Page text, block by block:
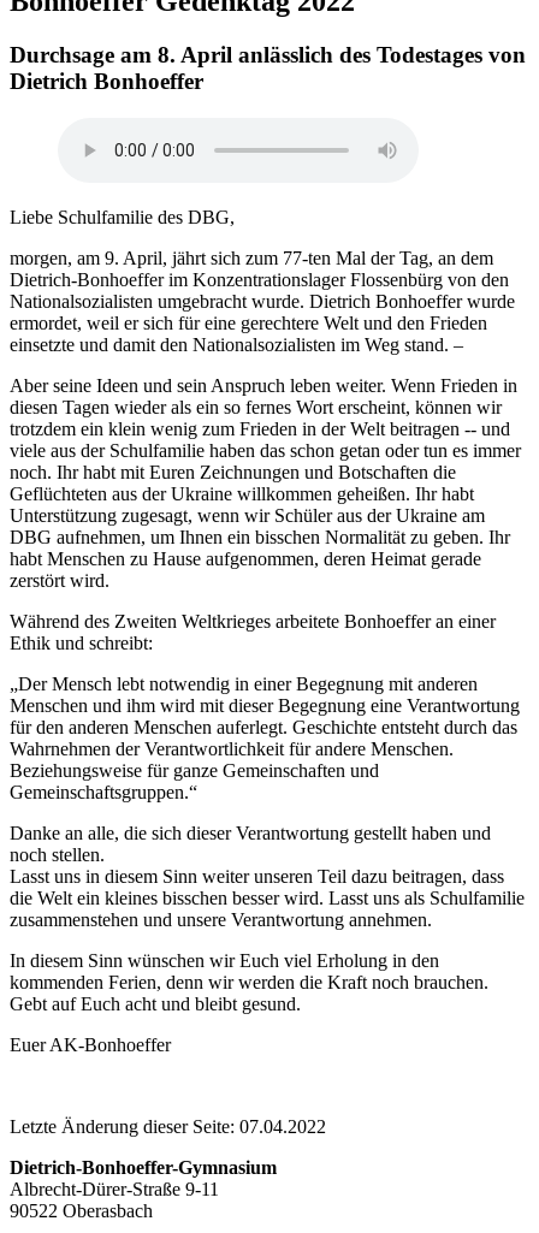
Durchsage am 8. April anlässlich des Todestages von
Dietrich Bonhoeffer
Liebe Schulfamilie des DBG,
morgen, am 9. April, jährt sich zum 77-ten Mal der Tag, an dem
Dietrich-Bonhoeffer im Konzentrationslager Flossenbürg von den
Nationalsozialisten umgebracht wurde. Dietrich Bonhoeffer wurde
ermordet, weil er sich für eine gerechtere Welt und den Frieden
einsetzte und damit den Nationalsozialisten im Weg stand. –
Aber seine Ideen und sein Anspruch leben weiter. Wenn Frieden in
diesen Tagen wieder als ein so fernes Wort erscheint, können wir
trotzdem ein klein wenig zum Frieden in der Welt beitragen -- und
viele aus der Schulfamilie haben das schon getan oder tun es immer
noch. Ihr habt mit Euren Zeichnungen und Botschaften die
Geflüchteten aus der Ukraine willkommen geheißen. Ihr habt
Unterstützung zugesagt, wenn wir Schüler aus der Ukraine am
DBG aufnehmen, um Ihnen ein bisschen Normalität zu geben. Ihr
habt Menschen zu Hause aufgenommen, deren Heimat gerade
zerstört wird.
Während des Zweiten Weltkrieges arbeitete Bonhoeffer an einer
Ethik und schreibt:
„Der Mensch lebt notwendig in einer Begegnung mit anderen
Menschen und ihm wird mit dieser Begegnung eine Verantwortung
für den anderen Menschen auferlegt. Geschichte entsteht durch das
Wahrnehmen der Verantwortlichkeit für andere Menschen.
Beziehungsweise für ganze Gemeinschaften und
Gemeinschaftsgruppen.“
Danke an alle, die sich dieser Verantwortung gestellt haben und
noch stellen.
Lasst uns in diesem Sinn weiter unseren Teil dazu beitragen, dass
die Welt ein kleines bisschen besser wird. Lasst uns als Schulfamilie
zusammenstehen und unsere Verantwortung annehmen.
In diesem Sinn wünschen wir Euch viel Erholung in den
kommenden Ferien, denn wir werden die Kraft noch brauchen.
Gebt auf Euch acht und bleibt gesund.
Euer AK-Bonhoeffer
Letzte Änderung dieser Seite: 07.04.2022
Dietrich-Bonhoeffer-Gymnasium
Albrecht-Dürer-Straße 9-11
90522 Oberasbach